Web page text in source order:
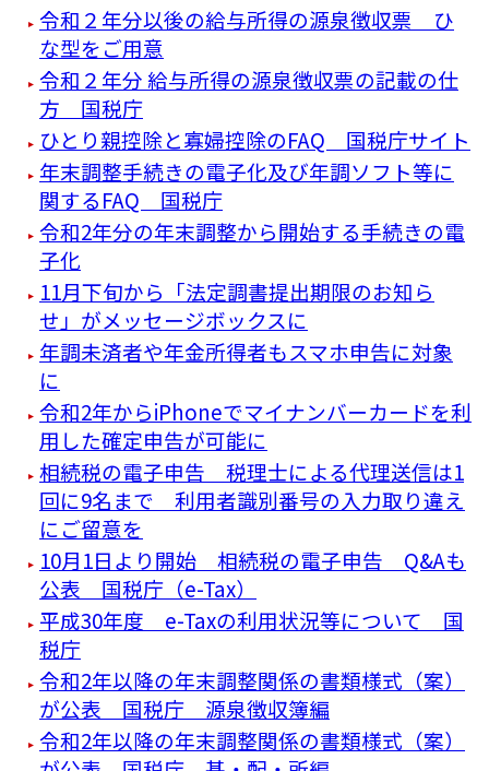
令和２年分以後の給与所得の源泉徴収票 ひ
な型をご用意
令和２年分 給与所得の源泉徴収票の記載の仕
方 国税庁
ひとり親控除と寡婦控除のFAQ 国税庁サイト
年末調整手続きの電子化及び年調ソフト等に
関するFAQ 国税庁
令和2年分の年末調整から開始する手続きの電
子化
11月下旬から「法定調書提出期限のお知ら
せ」がメッセージボックスに
年調未済者や年金所得者もスマホ申告に対象
に
令和2年からiPhoneでマイナンバーカードを利
用した確定申告が可能に
相続税の電子申告 税理士による代理送信は1
回に9名まで 利用者識別番号の入力取り違え
にご留意を
10月1日より開始 相続税の電子申告 Q&Aも
公表 国税庁（e-Tax）
平成30年度 e-Taxの利用状況等について 国
税庁
令和2年以降の年末調整関係の書類様式（案）
が公表 国税庁 源泉徴収簿編
令和2年以降の年末調整関係の書類様式（案）